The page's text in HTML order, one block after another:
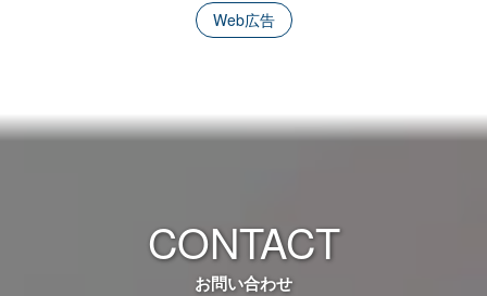
Web広告
CONTACT
お問い合わせ